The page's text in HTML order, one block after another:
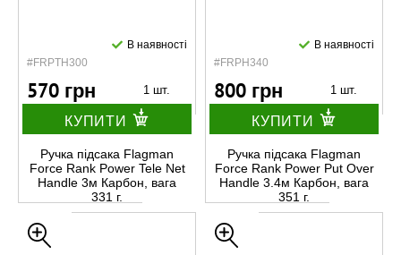
#FRPTH300
В наявності
570 грн 1 шт.
КУПИТИ
Ручка підсака Flagman
Force Rank Power Tele Net
Handle 3м Карбон, вага
331 г.
#FRPH340
В наявності
800 грн 1 шт.
КУПИТИ
Ручка підсака Flagman
Force Rank Power Put Over
Handle 3.4м Карбон, вага
351 г.